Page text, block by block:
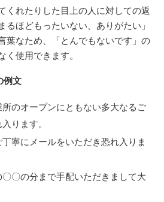
くれたりした目上の人に対しての返
るほどもったいない、ありがたい」
葉なため、「とんでもないです」の
使用できます。
例文
のオープンにともない多大なるご
ります。
寧にメールをいただき恐れ入りま
〇の分まで手配いただきまして大